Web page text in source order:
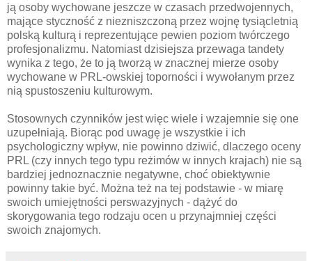
ją osoby wychowane jeszcze w czasach przedwojennych,
mające styczność z niezniszczoną przez wojnę tysiącletnią
polską kulturą i reprezentujące pewien poziom twórczego
profesjonalizmu. Natomiast dzisiejsza przewaga tandety
wynika z tego, że to ją tworzą w znacznej mierze osoby
wychowane w PRL-owskiej toporności i wywołanym przez
nią spustoszeniu kulturowym.
Stosownych czynników jest więc wiele i wzajemnie się one
uzupełniają. Biorąc pod uwagę je wszystkie i ich
psychologiczny wpływ, nie powinno dziwić, dlaczego oceny
PRL (czy innych tego typu reżimów w innych krajach) nie są
bardziej jednoznacznie negatywne, choć obiektywnie
powinny takie być. Można też na tej podstawie - w miarę
swoich umiejętności perswazyjnych - dążyć do
skorygowania tego rodzaju ocen u przynajmniej części
swoich znajomych.